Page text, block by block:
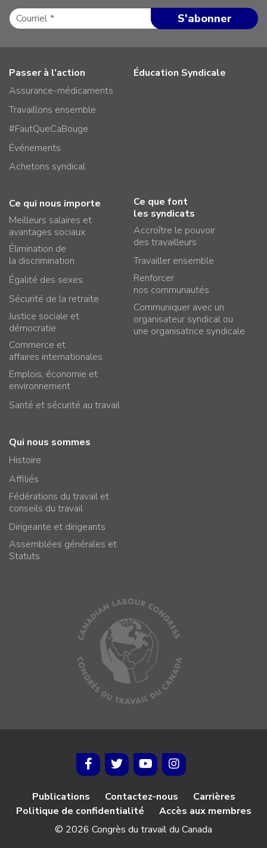
Passer à l’action
Assurance-médicaments
Travaillons ensemble
#FautQueCaBouge
Événements
Achetons syndical
Éducation Syndicale
Ce qui nous importe
Meilleurs salaires et
avantages sociaux
Élimination de
la discrimination
Égalité des sexes
Sécurité de la retraite
Justice sociale et
démocratie
Commerce et
affaires internationales
Emplois, économie et
environnement
Santé et sécurité au travail
Ce que font
les syndicats
Accroître le pouvoir
des travailleurs
Travailler ensemble
Renforcer
nos communautés
Communiquer avec un
organisateur syndical ou
une organisatrice syndicale
Qui nous sommes
Histoire
Affiliés
Fédérations du travail et
conseils du travail
Dirigeante et dirigeants
Assemblées générales et
Statuts
Publications Contactez-nous
Carrières
Politique de confidentialité
Accès aux membres
© 2026 Congrès du travail du Canada